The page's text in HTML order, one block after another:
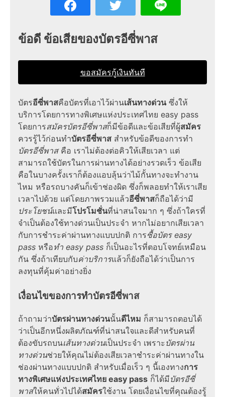
ข้อดี ข้อเสียของบัตรอีซี่พาส
ขอสมัครกู้เงินทันที
บัตรอีซี่พาสคือบัตรที่เอาไว้ผ่านเส้นทางด่วนซึ่งให้
บริการโดยการทางพิเศษแห่งประเทศไทย easy pass
โดยการสมัครบัตรอีซี่พาสก็มีข้อดีและข้อเสียที่ผู้สมัคร
ควรรู้ไว้ก่อนทำบัตรอีซี่พาส สำหรับข้อดีของการทำ
บัตรอีซี่พาสคือ เราไม่ต้องต่อคิวให้เสียเวลา แต่
สามารถใช้บัตรในการผ่านทางได้อย่างรวดเร็ว ข้อเสีย
คือในบางครั้งเราก็ต้องแอบลุ้นว่าไม้กั้นทางจะทำงาน
ไหม หรือรถบางคันก็เข้าช่องผิด ซึ่งก็พลอยทำให้เราเสีย
เวลาไปด้วย แต่โดยภาพรวมแล้วอีซี่พาสก็ถือได้ว่ามี
ประโยชน์และมีโปรโมชั่นที่น่าสนใจมาก ๆ ซึ่งถ้าใครที่
จำเป็นต้องใช้ทางด่วนเป็นประจำ หากไม่อยากเสียเวลา
กับการชำระค่าผ่านทางแบบปกติ การซื้อบัตร easy
pass หรือทํา easy pass ก็เป็นอะไรที่ตอบโจทย์เหมือน
กัน ซึ่งถ้าเทียบกับค่าบริการแล้วก็ยังถือได้ว่าเป็นการ
ลงทุนที่คุ้มค่าอย่างยิ่ง
เงื่อนไขของการทำบัตรอีซี่พาส
ถ้าถามว่าบัตรผ่านทางด่วนนั้นดีไหม ก็สามารถตอบได้
ว่าเป็นอีกหนึ่งผลิตภัณฑ์ที่น่าสนใจและดีสำหรับคนที่
ต้องขับรถบนเส้นทางด่วนเป็นประจำ เพราะ บัตรผ่าน
ทางด่วนช่วยให้คุณไม่ต้องเสียเวลาชำระค่าผ่านทางใน
ช่องผ่านทางแบบปกติ สำหรับเมื่อเร็ว ๆ นี้เองทางการ
ทางพิเศษแห่งประเทศไทย easy pass ก็ได้มีบัตรอีซี่
พาสให้คนทั่วไปได้สมัครใช้งาน โดยเงื่อนไขที่คุณต้องรู้